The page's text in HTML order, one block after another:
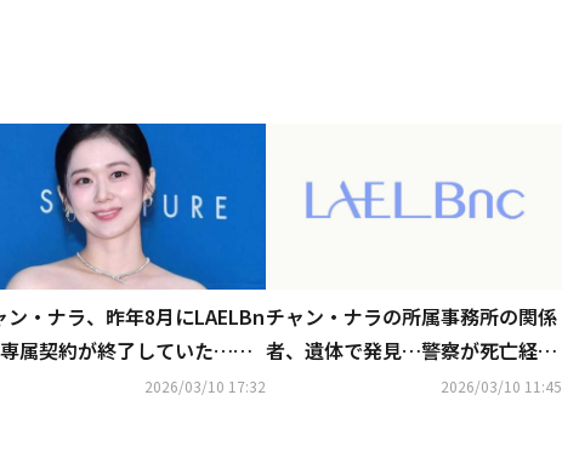
ン・ナラ、昨年8月にLAELBn
属契約が終了していた…亡
った職員に哀悼の意を表明
2026/03/10 17:32
チャン・ナラの所属事務所の関係
者、遺体で発見…警察が死亡経緯
2026/03/10 11:45